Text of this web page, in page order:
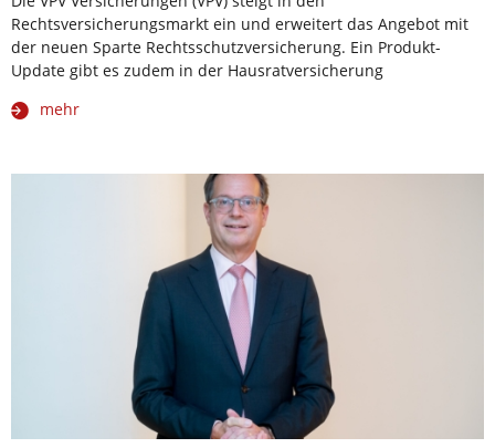
Rechtsversicherungsmarkt ein und erweitert das Angebot mit
der neuen Sparte Rechtsschutzversicherung. Ein Produkt-
Update gibt es zudem in der Hausratversicherung
mehr